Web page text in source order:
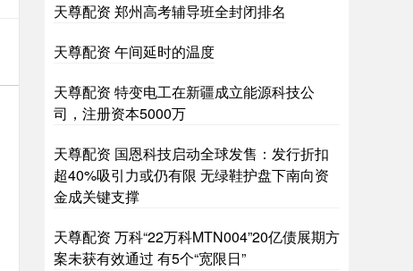
天尊配资 郑州高考辅导班全封闭排名
天尊配资 午间延时的温度
天尊配资 特变电工在新疆成立能源科技公
司，注册资本5000万
天尊配资 国恩科技启动全球发售：发行折扣
超40%吸引力或仍有限 无绿鞋护盘下南向资
金成关键支撑
天尊配资 万科“22万科MTN004”20亿债展期方
案未获有效通过 有5个“宽限日”